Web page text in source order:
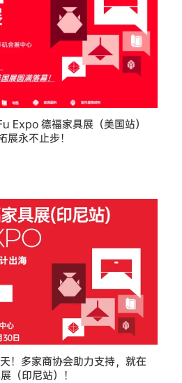
Expo 德福家具展（美国站）
展永不止步！
！多家商协会助力支持，就在
（印尼站）！